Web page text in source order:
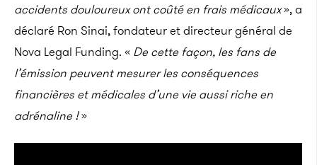
accidents douloureux ont coûté en frais médicaux», a
déclaré Ron Sinai, fondateur et directeur général de
Nova Legal Funding. « De cette façon, les fans de
l’émission peuvent mesurer les conséquences
financières et médicales d’une vie aussi riche en
adrénaline !»